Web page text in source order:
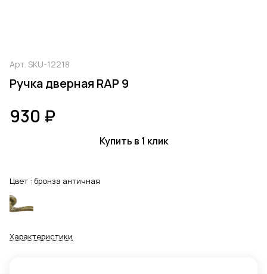
Арт. SKU-12218
Ручка дверная RAP 9
930 ₽
Купить в 1 клик
Цвет : бронза античная
Характеристики